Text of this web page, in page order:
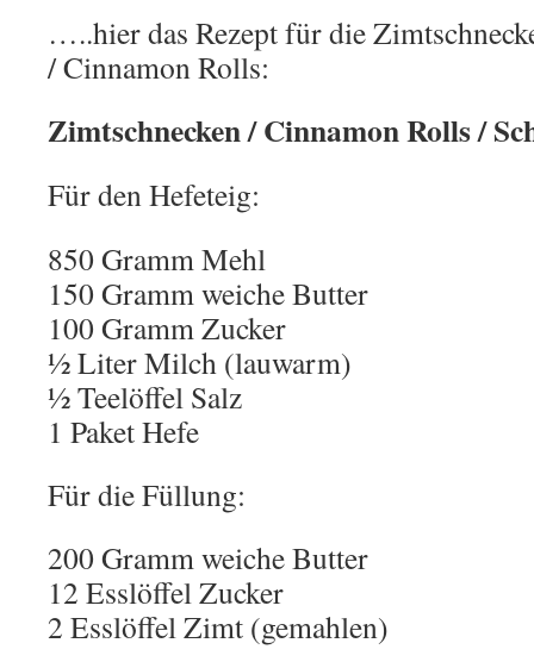
…..hier das Rezept für die
/ Cinnamon Rolls:
Zimtschnecken / Cinnamon Rolls /
Für den Hefeteig:
850 Gramm Mehl
150 Gramm weiche Butter
100 Gramm Zucker
½ Liter Milch (lauwarm)
½ Teelöffel Salz
1 Paket Hefe
Für die Füllung:
200 Gramm weiche Butter
12 Esslöffel Zucker
2 Esslöffel Zimt (gemahlen)